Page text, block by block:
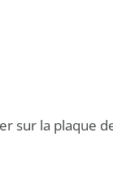
sur la plaque